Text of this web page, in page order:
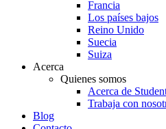
Francia
Los países bajos
Reino Unido
Suecia
Suiza
Acerca
Quienes somos
Acerca de
Trabaja con
Blog